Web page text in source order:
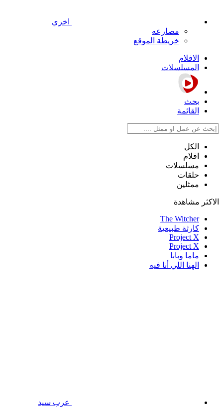
اخري
مصارعه
خريطة الموقع
الافلام
المسلسلات
بحث
القائمة
الكل
افلام
مسلسلات
حلقات
ممثلين
الاكثر مشاهدة
The Witcher
كارثة طبيعية
Project X
Project X
ماما وبابا
الهنا اللي أنا فيه
عرب سيد